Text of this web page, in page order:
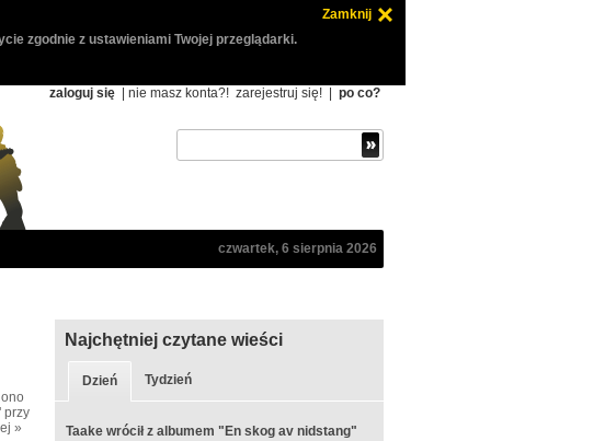
Zamknij
zgodnie z ustawieniami Twojej przeglądarki.
zaloguj się | nie masz konta?! zarejestruj się! po co?
czwartek, 6 sierpnia 2026
przy
»
Najchętniej czytane wieści
Dzień Tydzień
Taake wrócił z albumem "En skog av nidstang"